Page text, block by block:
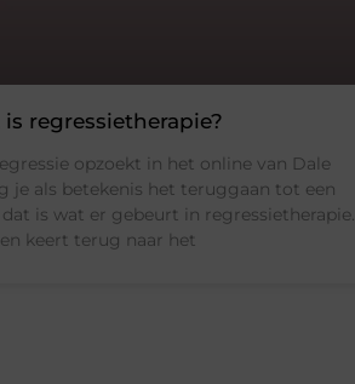
is regressietherapie?
opzoekt in het online van Dale
je als betekenis het teruggaan tot een
is wat er gebeurt in regressietherapie.
keert terug naar het